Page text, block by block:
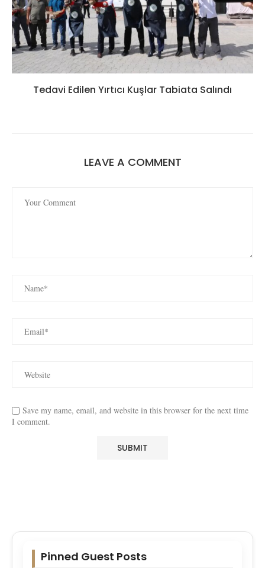
Tedavi Edilen Yırtıcı Kuşlar Tabiata Salındı
LEAVE A COMMENT
Save my name, email, and website in this browser for the next time
I comment.
Pinned Guest Posts